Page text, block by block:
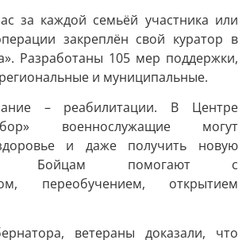
за каждой семьёй участника или
закреплён свой куратор в
Разработаны 105 мер поддержки,
и муниципальные.
– реабилитации. В Центре
военнослужащие могут
и даже получить новую
Бойцам помогают с
переобучением, открытием
ветераны доказали, что